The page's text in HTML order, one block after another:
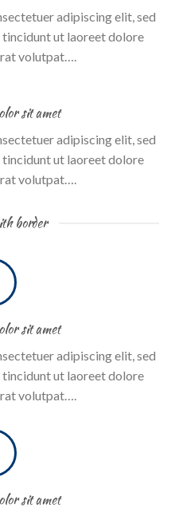
adipiscing elit, sed
tincidunt ut laoreet dolore
volutpat….
sit amet
adipiscing elit, sed
tincidunt ut laoreet dolore
volutpat….
border
sit amet
adipiscing elit, sed
tincidunt ut laoreet dolore
volutpat….
sit amet